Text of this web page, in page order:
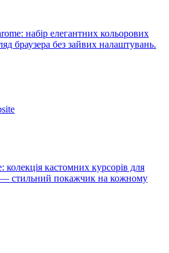
набір елегантних кольорових
браузера без зайвих налаштувань.
колекція кастомних курсорів для
— стильний покажчик на кожному